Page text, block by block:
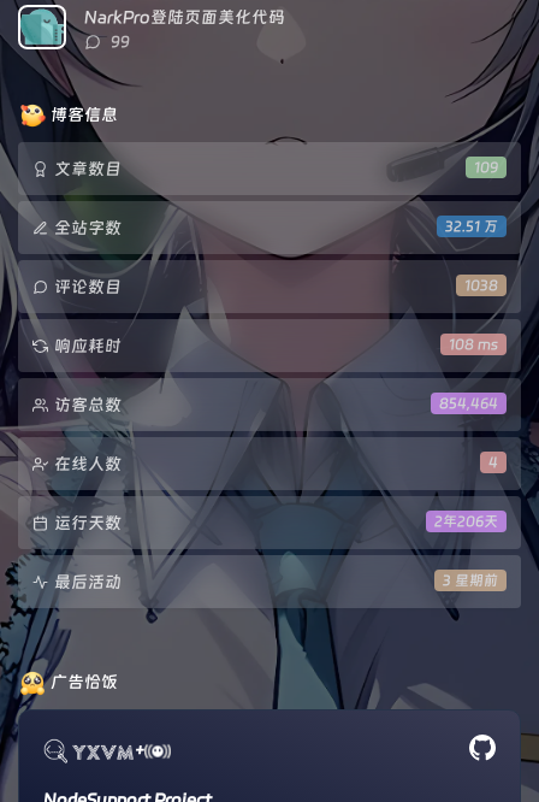
数：
NarkPro登陆页面美化代码
评
数：
99
博客信息
109
文章数目
32.51 万
全站字数
1038
评论数目
108 ms
响应耗时
854,464
访客总数
4
在线人数
2年206天
运行天数
3 星期前
最后活动
广告恰饭
+